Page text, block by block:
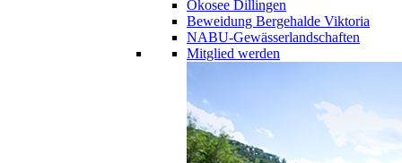
Ökosee Dillingen
Beweidung Bergehalde Viktoria
NABU-Gewässerlandschaften
Mitglied werden